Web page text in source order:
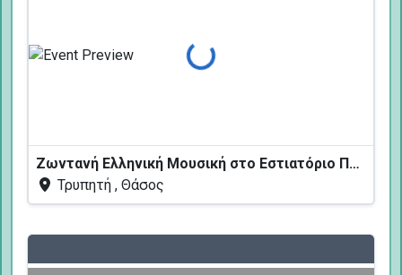
Φόρτωση...
Ζωντανή Ελληνική Μουσική στο Εστιατόριο Πεύκων
Τρυπητή , Θάσος